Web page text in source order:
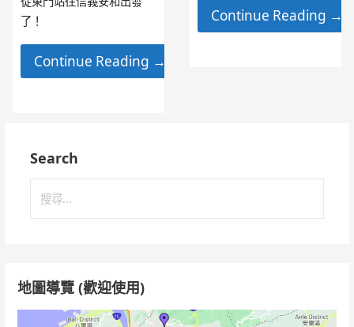
Continue Reading →
了！
Continue Reading →
Search
地圖導覽 (歡迎使用)